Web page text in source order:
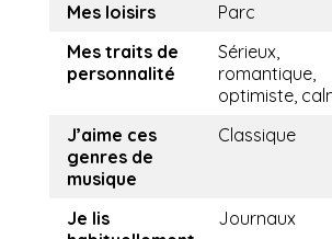
Mes loisirs
Parc
Mes traits de
personnalité
Sérieux,
romantique,
optimiste,
J’aime ces
genres de
musique
Classique
Je lis
Journaux